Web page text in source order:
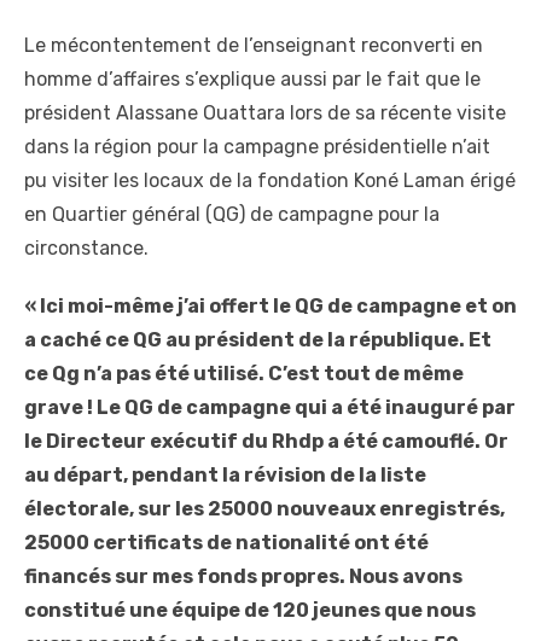
Le mécontentement de l’enseignant reconverti en
homme d’affaires s’explique aussi par le fait que le
président Alassane Ouattara lors de sa récente visite
dans la région pour la campagne présidentielle n’ait
pu visiter les locaux de la fondation Koné Laman érigé
en Quartier général (QG) de campagne pour la
circonstance.
« Ici moi-même j’ai offert le QG de campagne et on
a caché ce QG au président de la république. Et
ce Qg n’a pas été utilisé. C’est tout de même
grave ! Le QG de campagne qui a été inauguré par
le Directeur exécutif du Rhdp a été camouflé. Or
au départ, pendant la révision de la liste
électorale, sur les 25000 nouveaux enregistrés,
25000 certificats de nationalité ont été
financés sur mes fonds propres. Nous avons
constitué une équipe de 120 jeunes que nous